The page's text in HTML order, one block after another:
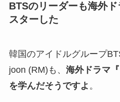
BTSのリーダーも海外
スターした
韓国のアイドルグループ
joon (RM)も、 海外ドラマ
を学んだそうですよ 。